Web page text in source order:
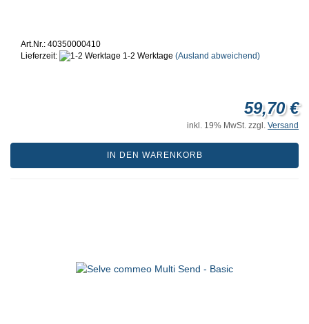
Art.Nr.: 40350000410
Lieferzeit:
1-2 Werktage (Ausland abweichend)
59,70 €
inkl. 19% MwSt. zzgl. Versand
IN DEN WARENKORB